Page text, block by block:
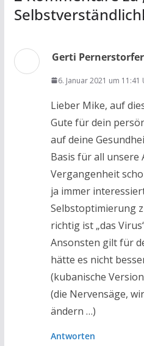
Gerti Pernerstorfer
6. Januar 2021 um 11:41
Lieber Mike, auf
Gute für dein
auf deine
Basis für all unsere
Vergangenheit
ja immer
Selbstoptimierung
richtig ist „das
Ansonsten gilt für
hätte es nicht
(kubanische
(die Nervensäge,
ändern …)
Antworten